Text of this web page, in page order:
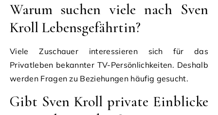
Warum suchen viele nach Sven
Kroll Lebensgefährtin?
Viele Zuschauer interessieren sich für das
Privatleben bekannter TV-Persönlichkeiten. Deshalb
werden Fragen zu Beziehungen häufig gesucht.
Gibt Sven Kroll private Einblicke